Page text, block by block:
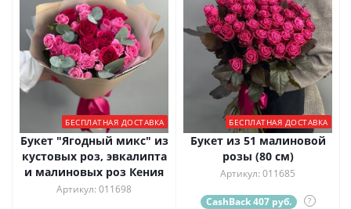
БЕСПЛАТНАЯ ДОСТАВКА
Букет "Ягодный микс" из
кустовых роз, эвкалипта
и малиновых роз Кения
Артикул: 011698
БЕСПЛАТНАЯ ДОСТАВКА
Букет из 51 малиновой
розы (80 см)
Артикул: 011685
CashBack 407 руб. ?